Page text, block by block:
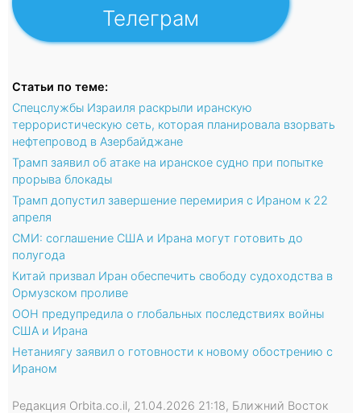
Телеграм
Статьи по теме:
Спецслужбы Израиля раскрыли иранскую
террористическую сеть, которая планировала взорвать
нефтепровод в Азербайджане
Трамп заявил об атаке на иранское судно при попытке
прорыва блокады
Трамп допустил завершение перемирия с Ираном к 22
апреля
СМИ: соглашение США и Ирана могут готовить до
полугода
Китай призвал Иран обеспечить свободу судоходства в
Ормузском проливе
ООН предупредила о глобальных последствиях войны
США и Ирана
Нетаниягу заявил о готовности к новому обострению с
Ираном
Редакция Orbita.co.il, 21.04.2026 21:18, Ближний Восток